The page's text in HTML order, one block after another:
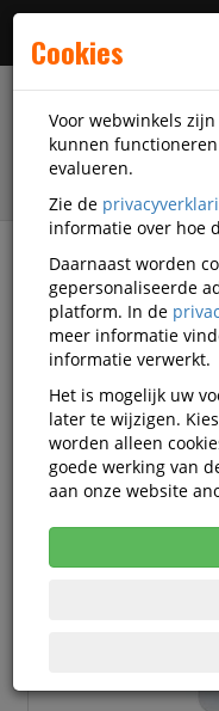
Accessoires
TP-
TP-Link
Cookies
Voor webwinkels
kunnen
evalueren.
Zie de
informatie over hoe
Daarnaast worden
gepersonaliseerde
platform. In de
meer informatie
informatie verwerkt.
Het is mogelijk uw
later te wijzigen.
worden alleen
goede werking van
aan onze website